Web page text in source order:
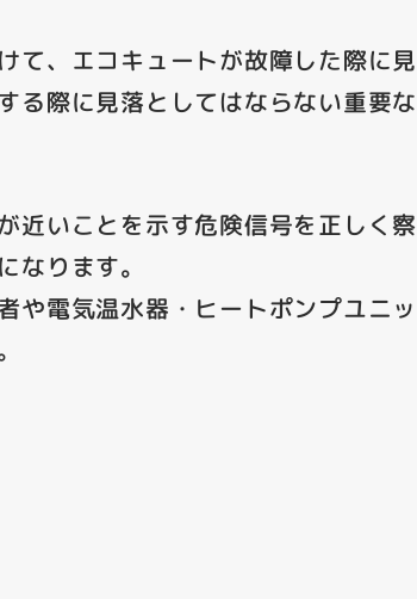
て、エコキュートが故障した際に見
る際に見落としてはならない重要な
近いことを示す危険信号を正しく察
なります。
や電気温水器・ヒートポンプユニッ